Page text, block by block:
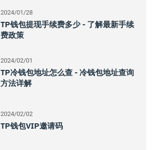
2024/01/28
TP钱包提现手续费多少 - 了解最新手续
费政策
2024/02/01
TP冷钱包地址怎么查 - 冷钱包地址查询
方法详解
2024/02/02
TP钱包VIP邀请码